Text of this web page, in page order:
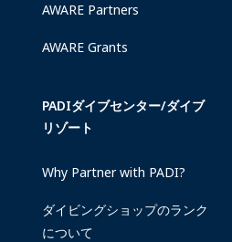
AWARE Partners
AWARE Grants
PADIダイブセンター/ダイブ
リゾート
Why Partner with PADI?
ダイビングショップのランク
について